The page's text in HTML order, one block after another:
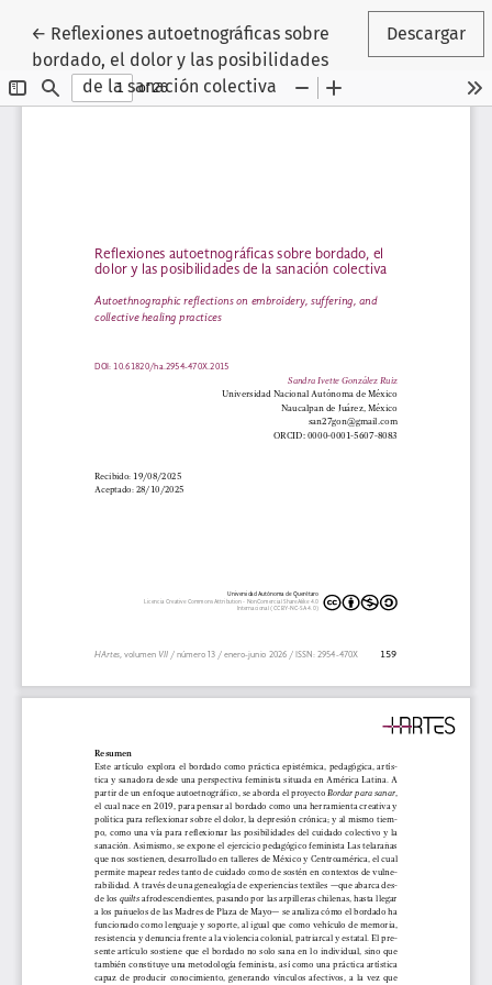
← Volver a los detalles del artículo
Reflexiones autoetnográficas sobre
bordado, el dolor y las posibilidades
de la sanación colectiva
Descargar